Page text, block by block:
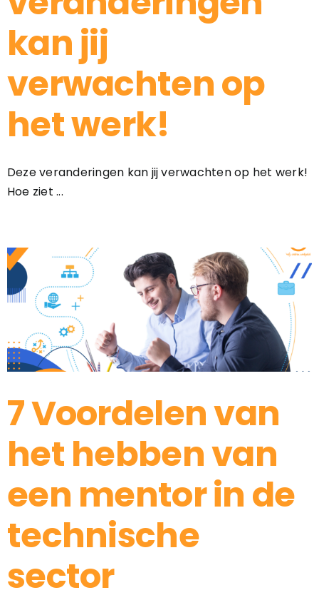
kan jij
verwachten op
het werk!
Deze veranderingen kan jij verwachten op het werk!
Hoe ziet ...
7 Voordelen van
het hebben van
een mentor in de
technische
sector